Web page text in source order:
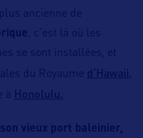
ancienne de
, c’est là où les
se sont installées, et
du Royaume d’Hawaii,
à Honolulu.
son vieux port baleinier,